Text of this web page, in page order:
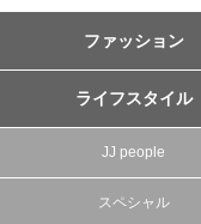
ファッション
ライフスタイル
JJ people
スペシャル